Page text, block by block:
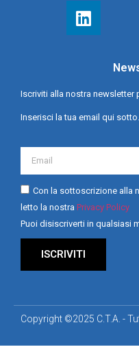
Iscriviti alla nostra newsletter
Inserisci la tua email qui sotto.
Con la sottoscrizione alla
letto la nostra Privacy Policy
Puoi disiscriverti in qualsiasi
ISCRIVITI
Copyright ©2025 C.T.A. -